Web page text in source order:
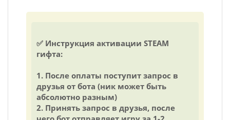
✅ Инструкция активации STEAM
гифта:
1. После оплаты поступит запрос в
друзья от бота (ник может быть
абсолютно разным)
2. Принять запрос в друзья, после